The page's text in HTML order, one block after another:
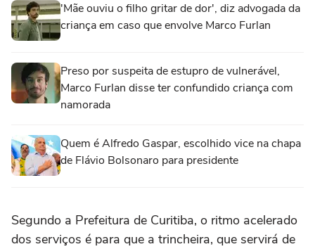
'Mãe ouviu o filho gritar de dor', diz advogada da
criança em caso que envolve Marco Furlan
Preso por suspeita de estupro de vulnerável,
Marco Furlan disse ter confundido criança com
namorada
Quem é Alfredo Gaspar, escolhido vice na chapa
de Flávio Bolsonaro para presidente
Segundo a Prefeitura de Curitiba, o ritmo acelerado
dos serviços é para que a trincheira, que servirá de